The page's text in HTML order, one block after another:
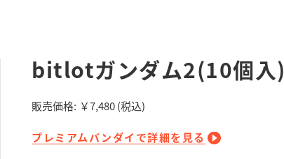
bitlotガンダム2(10個入)
販売価格: ￥7,480(税込)
プレミアムバンダイで詳細を見る